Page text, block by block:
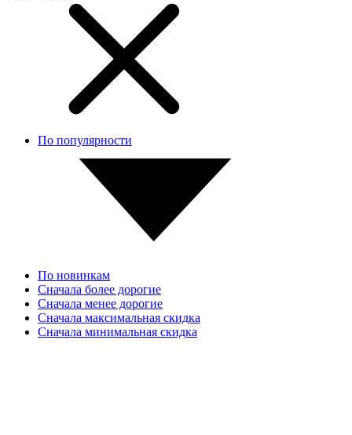
По популярности
По новинкам
Сначала более дорогие
Сначала менее дорогие
Сначала максимальная скидка
Сначала минимальная скидка